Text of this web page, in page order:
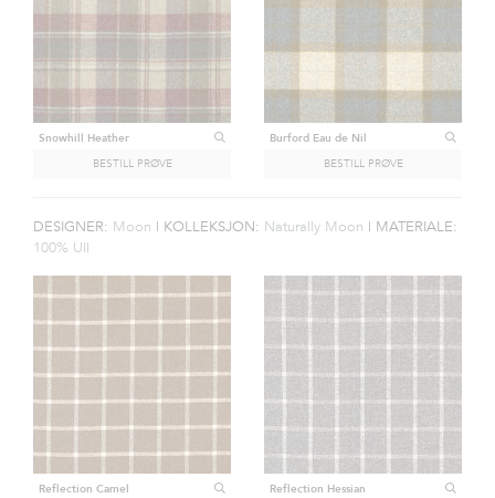
Snowhill Heather Burford Eau de Nil
DESIGNER: Moon | KOLLEKSJON: Naturally Moon | MATERIALE:
100% Ull
Reflection Camel Reflection Hessian